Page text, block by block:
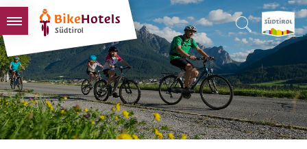
BIKEHOTELS
HOTELS & PAKETE
TOUREN & REVIERE
SÜDTIROL & WIR